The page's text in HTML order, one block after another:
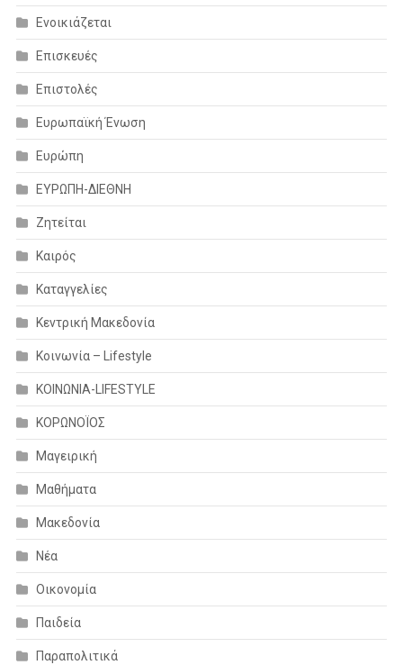
Ενοικιάζεται
Επισκευές
Επιστολές
Ευρωπαϊκή Ένωση
Ευρώπη
ΕΥΡΩΠΗ-ΔΙΕΘΝΗ
Ζητείται
Καιρός
Καταγγελίες
Κεντρική Μακεδονία
Κοινωνία – Lifestyle
ΚΟΙΝΩΝΙΑ-LIFESTYLE
ΚΟΡΩΝΟΪΟΣ
Μαγειρική
Μαθήματα
Μακεδονία
Νέα
Οικονομία
Παιδεία
Παραπολιτικά